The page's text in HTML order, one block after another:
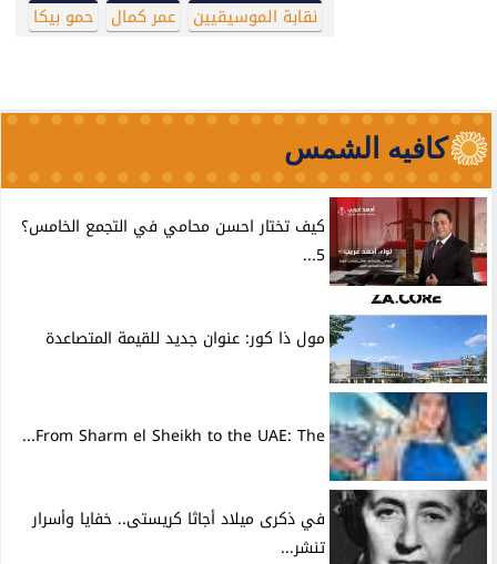
نقابة الموسيقيين عمر كمال حمو بيكا
كافيه الشمس
كيف تختار احسن محامي في التجمع الخامس؟
5...
مول ذا كور: عنوان جديد للقيمة المتصاعدة
From Sharm el Sheikh to the UAE: The...
في ذكرى ميلاد أجاثا كريستى.. خفايا وأسرار
تنشر...